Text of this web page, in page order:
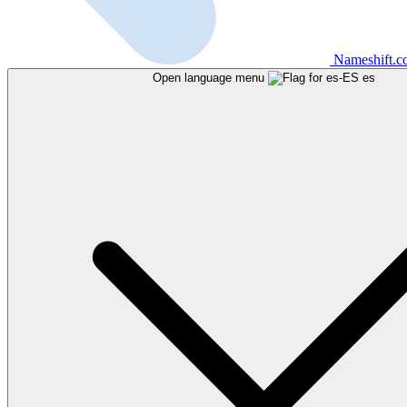
Open language menu es